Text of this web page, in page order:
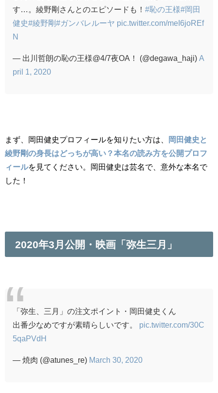
す…。綾野剛さんとのエピソードも！ #恥の王様#岡田
健史#綾野剛#ガンバレルーヤ pic.twitter.com/meI6joREf
N
— 出川哲朗の恥の王様@4/7夜OA！ (@degawa_haji) A
pril 1, 2020
まず、岡田健史プロフィールを知りたい方は、
岡田健史と
綾野剛の身長はどっちが高い？本名の読み方を公開プロフ
ィールを見てください。岡田健史は芸名で、意外な本名で
した！
2020年3月公開・映画「弥生三月」
「弥生、三月」の注文ポイント・岡田健史くん
出番少なめですが素晴らしいです。 pic.twitter.com/30C
5qaPVdH
— 焼肉 (@atunes_re) March 30, 2020